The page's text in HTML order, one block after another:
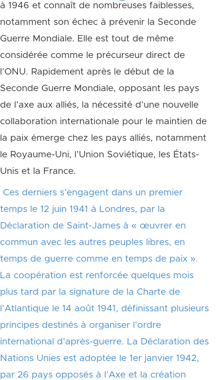
à 1946 et connaît de nombreuses faiblesses,
notamment son échec à prévenir la Seconde
Guerre Mondiale. Elle est tout de même
considérée comme le précurseur direct de
l’ONU. Rapidement après le début de la
Seconde Guerre Mondiale, opposant les pays
de l’axe aux alliés, la nécessité d’une nouvelle
collaboration internationale pour le maintien de
la paix émerge chez les pays alliés, notamment
le Royaume-Uni, l’Union Soviétique, les États-
Unis et la France.
Ces derniers s’engagent dans un premier
temps le 12 juin 1941 à Londres, par la
Déclaration de Saint-James à « œuvrer en
commun avec les autres peuples libres, en
temps de guerre comme en temps de paix ».
La coopération est renforcée quelques mois
plus tard par la signature de la Charte de
l’Atlantique le 14 août 1941, définissant plusieurs
principes destinés à organiser l’ordre
international d’après-guerre. La Déclaration des
Nations Unies est adoptée le 1er janvier 1942,
par 26 pays opposés à l’Axe et la création